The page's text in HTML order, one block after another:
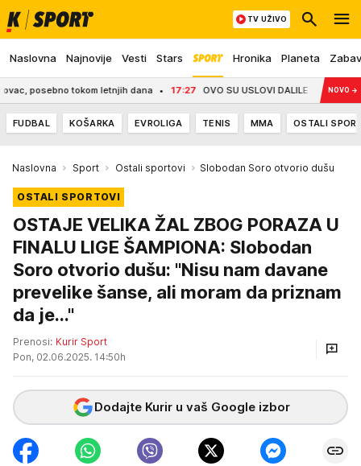
Naslovna Najnovije Vesti Stars Hronika Planeta
TV UŽIVO
tokom letnjih dana 17:27 OVO SU USLOVI DALILE DRAGOJEVIĆ
NOVO →
FUDBAL KOŠARKA EVROLIGA TENIS MMA OSTALI
Naslovna Sport Ostali sportovi Slobodan Soro otvorio dušu
OSTALI SPORTOVI
OSTAJE VELIKA ŽAL ZBOG PORAZA U
FINALU LIGE ŠAMPIONA: Slobodan
Soro otvorio dušu: "Nisu nam davane
prevelike šanse, ali moram da priznam
da je..."
Prenosi: Kurir Sport
Pon, 02.06.2025. 14:50h
Dodajte Kurir u vaš Google izbor